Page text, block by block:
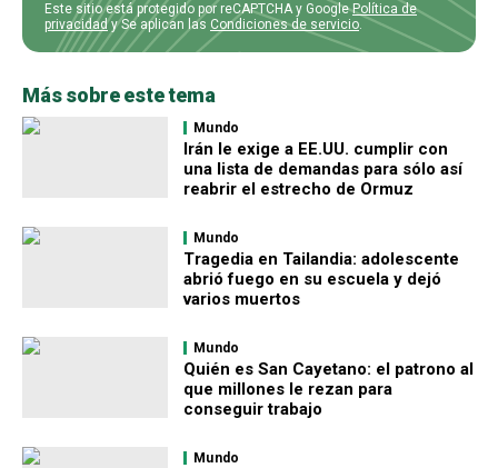
Este sitio está protegido por reCAPTCHA y GooglePolítica de
privacidady Se aplican las Condiciones de servicio.
Más sobre este tema
Mundo
Irán le exige a EE.UU. cumplir con
una lista de demandas para sólo así
reabrir el estrecho de Ormuz
Mundo
Tragedia en Tailandia: adolescente
abrió fuego en su escuela y dejó
varios muertos
Mundo
Quién es San Cayetano: el patrono al
que millones le rezan para
conseguir trabajo
Mundo